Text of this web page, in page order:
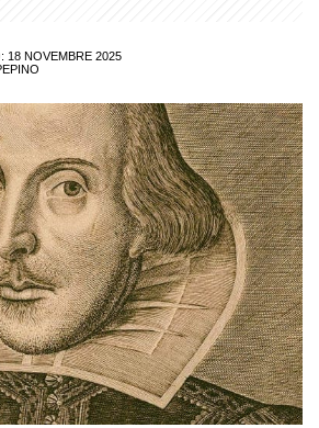
18 NOVEMBRE 2025